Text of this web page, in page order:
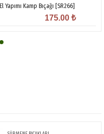
El Yapımı Kamp Bıçağı [SR266]
175.00 ₺